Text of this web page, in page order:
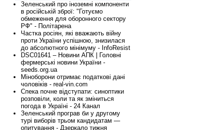
Зеленський про іноземні компоненти
в російській зброї: "Готуємо
обмеження для оборонного сектору
РФ" - Політарена
Частка росіян, які вважають війну
проти України успішною, знизилася
до абсолютного мінімуму - InfoResist
DSC01641 – Новини АПК | Головні
фермерські новини України -
seeds.org.ua
Міноборони отримає податкові дані
чоловіків - real-vin.com
Спека почне відступати: синоптики
розповіли, коли та як зміниться
погода в Україні - 24 Канал
Зеленський програв би у другому
турі виборів трьом кандидатам —
опитування - Дзеркало тижня